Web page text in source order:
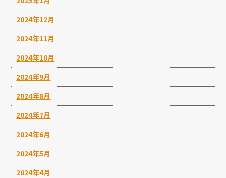
2024年12月
2024年11月
2024年10月
2024年9月
2024年8月
2024年7月
2024年6月
2024年5月
2024年4月